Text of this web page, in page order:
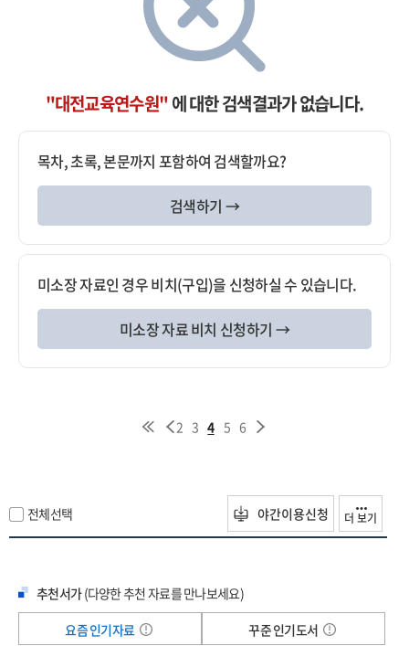
"대전교육연수원"에 대한 검색결과가 없습니다.
목차, 초록, 본문까지 포함하여 검색할까요?
검색하기 →
미소장 자료인 경우 비치(구입)을 신청하실 수 있습니다.
미소장 자료 비치 신청하기 →
2 3 4 5 6
전체선택 야간이용신청 더 보기
추천서가(다양한 추천 자료를 만나보세요)
요즘 인기자료
꾸준 인기도서